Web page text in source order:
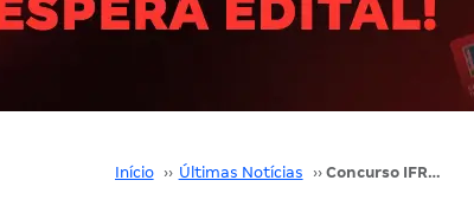
Início ›› Últimas Notícias ›› Concurso IFRJ: divulgado os locais de prova